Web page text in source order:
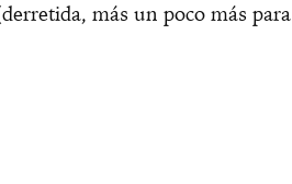
más un poco más para